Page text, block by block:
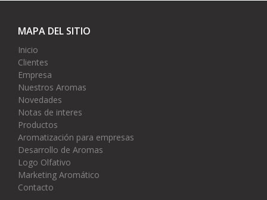
MAPA DEL SITIO
Inicio
Clientes
Empresa
Nuestros Aromas
Novedades
Notas de interes
Productos
Aromatización para empresas
Desarrollo de Aromas
Logo Olfativo
Marketing Aromático
Contacto